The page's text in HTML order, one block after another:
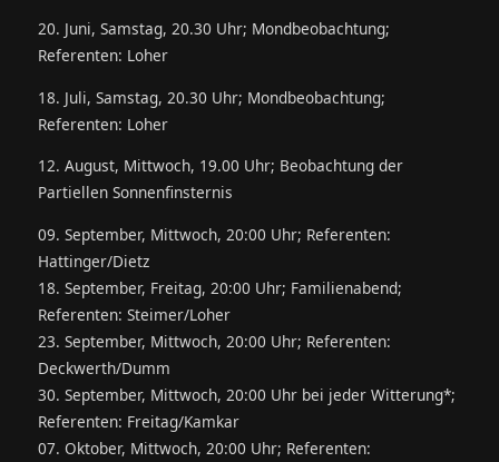
20. Juni, Samstag, 20.30 Uhr; Mondbeobachtung;
Referenten: Loher
18. Juli, Samstag, 20.30 Uhr; Mondbeobachtung;
Referenten: Loher
12. August, Mittwoch, 19.00 Uhr; Beobachtung der
Partiellen Sonnenfinsternis
09. September, Mittwoch, 20:00 Uhr; Referenten:
Hattinger/Dietz
18. September, Freitag, 20:00 Uhr; Familienabend;
Referenten: Steimer/Loher
23. September, Mittwoch, 20:00 Uhr; Referenten:
Deckwerth/Dumm
30. September, Mittwoch, 20:00 Uhr bei jeder Witterung*;
Referenten: Freitag/Kamkar
07. Oktober, Mittwoch, 20:00 Uhr; Referenten: